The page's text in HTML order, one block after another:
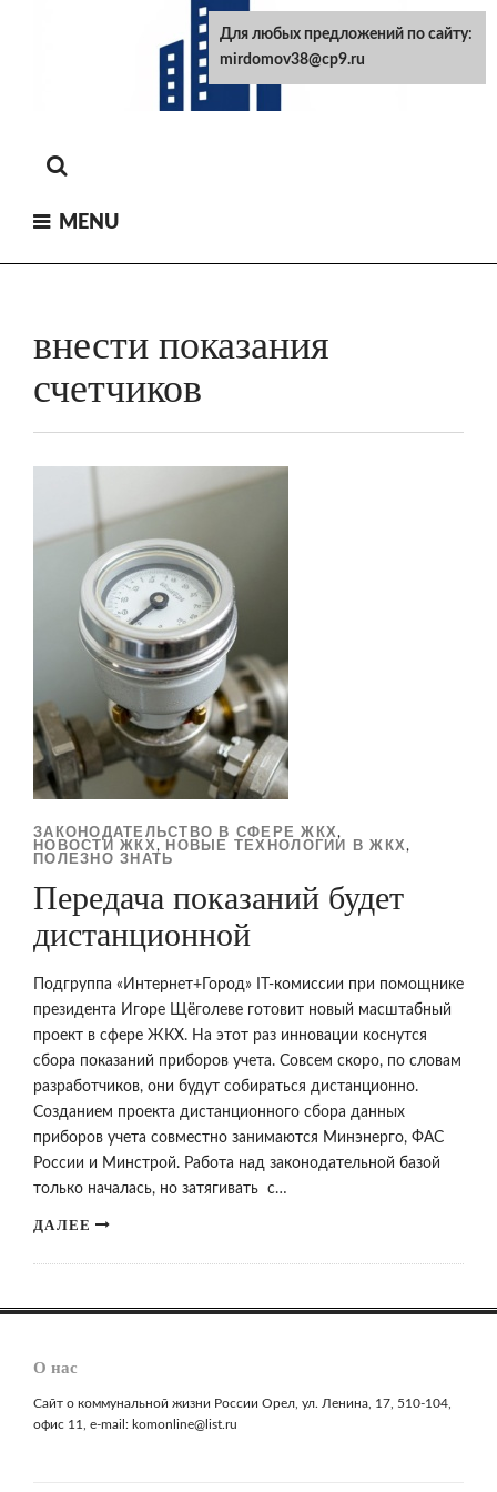
MENU
внести показания
счетчиков
ЗАКОНОДАТЕЛЬСТВО В СФЕРЕ ЖКХ,
НОВОСТИ ЖКХ, НОВЫЕ ТЕХНОЛОГИИ В ЖКХ,
ПОЛЕЗНО ЗНАТЬ
Передача показаний будет
дистанционной
Подгруппа «Интернет+Город» IT-комиссии при помощнике
президента Игоре Щёголеве готовит новый масштабный
проект в сфере ЖКХ. На этот раз инновации коснутся
сбора показаний приборов учета. Совсем скоро, по словам
разработчиков, они будут собираться дистанционно.
Созданием проекта дистанционного сбора данных
приборов учета совместно занимаются Минэнерго, ФАС
России и Минстрой. Работа над законодательной базой
только началась, но затягивать с…
ДАЛЕЕ
О нас
Сайт о коммунальной жизни России Орел, ул. Ленина, 17, 510-104,
офис 11, e-mail: komonline@list.ru
Для любых предложений по сайту:
mirdomov38@cp9.ru